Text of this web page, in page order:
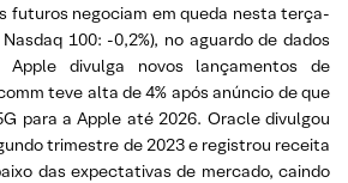
futuros negociam em queda nesta terça-
100: -0,2%), no aguardo de dados
Apple divulga novos lançamentos de
teve alta de 4% após anúncio de que
para a Apple até 2026. Oracle divulgou
trimestre de 2023 e registrou receita
das expectativas de mercado, caindo